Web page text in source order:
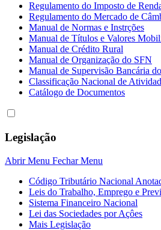
Regulamento do Imposto de
Regulamento do Mercado de
Manual de Normas e Instrções
Manual de Títulos e Valores
Manual de Crédito Rural
Manual de Organização do SFN
Manual de Supervisão Bancária
Classificação Nacional de
Catálogo de Documentos
Legislação
Abrir Menu Fechar Menu
Código Tributário Nacional
Leis do Trabalho, Emprego e
Sistema Financeiro Nacional
Lei das Sociedades por Açôes
Mais Legislação